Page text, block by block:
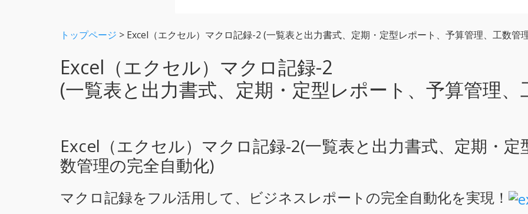
トップページ > Excel（エクセル）マクロ記録-2 (一覧表と出力書式、定期・定型レポート、予算管理、工数管
Excel（エクセル）マクロ記録-2
(一覧表と出力書式、定期・定型レポート、予算管理
Excel（エクセル）マクロ記録-2(一覧表と出力書式、定期・
数管理の完全自動化)
マクロ記録をフル活用して、ビジネスレポートの完全自動化を実現！